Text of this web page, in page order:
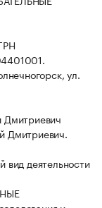
ул.
Дмитриевич
Дмитриевич.
вид деятельности